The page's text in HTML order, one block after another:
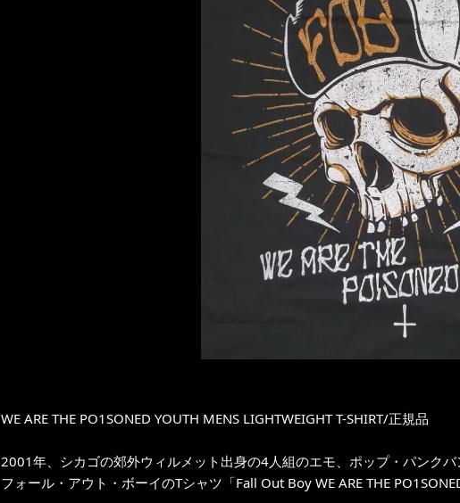
WE ARE THE PO1SONED YOUTH MENS LIGHTWEIGHT T-SHIRT/正規品
2001年、シカゴの郊外ウィルメット出身の4人組のエモ、ポップ・パンクバ
フォール・アウト・ボーイのTシャツ「Fall Out Boy WE ARE THE